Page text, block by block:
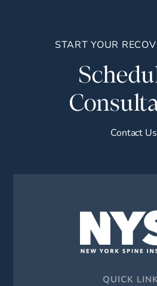
START YOUR
Contact Us
QUICK